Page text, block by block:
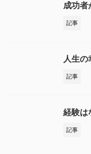
成功者
記事
人生の
記事
経験は
記事